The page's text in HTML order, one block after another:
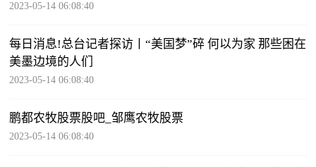
2023-05-14 06:08:40
每日消息!总台记者探访丨“美国梦”碎 何以为家 那些困在
美墨边境的人们
2023-05-14 06:08:40
鹏都农牧股票股吧_邹鹰农牧股票
2023-05-14 06:08:40